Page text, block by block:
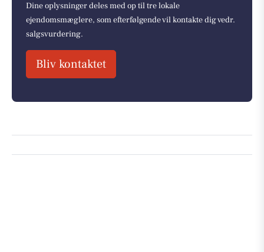
Dine oplysninger deles med op til tre lokale
ejendomsmæglere, som efterfølgende vil kontakte dig vedr.
salgsvurdering.
Bliv kontaktet